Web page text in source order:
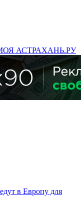
АСТРАХАНЬ.РУ
в Европу для